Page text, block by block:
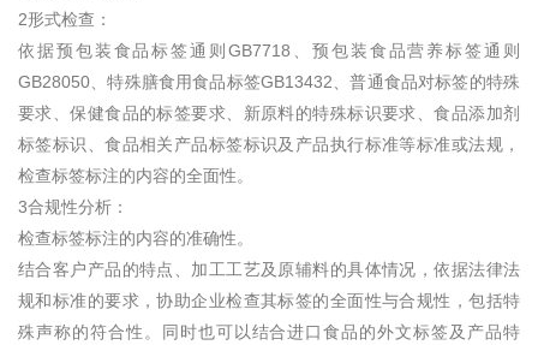
2形式检查：
依据预包装食品标签通则GB7718、预包装食品营养标签通则
GB28050、特殊膳食用食品标签GB13432、普通食品对标签的特殊
要求、保健食品的标签要求、新原料的特殊标识要求、食品添加剂
标签标识、食品相关产品标签标识及产品执行标准等标准或法规，
检查标签标注的内容的全面性。
3合规性分析：
检查标签标注的内容的准确性。
结合客户产品的特点、加工工艺及原辅料的具体情况，依据法律法
规和标准的要求，协助企业检查其标签的全面性与合规性，包括特
殊声称的符合性。同时也可以结合进口食品的外文标签及产品特